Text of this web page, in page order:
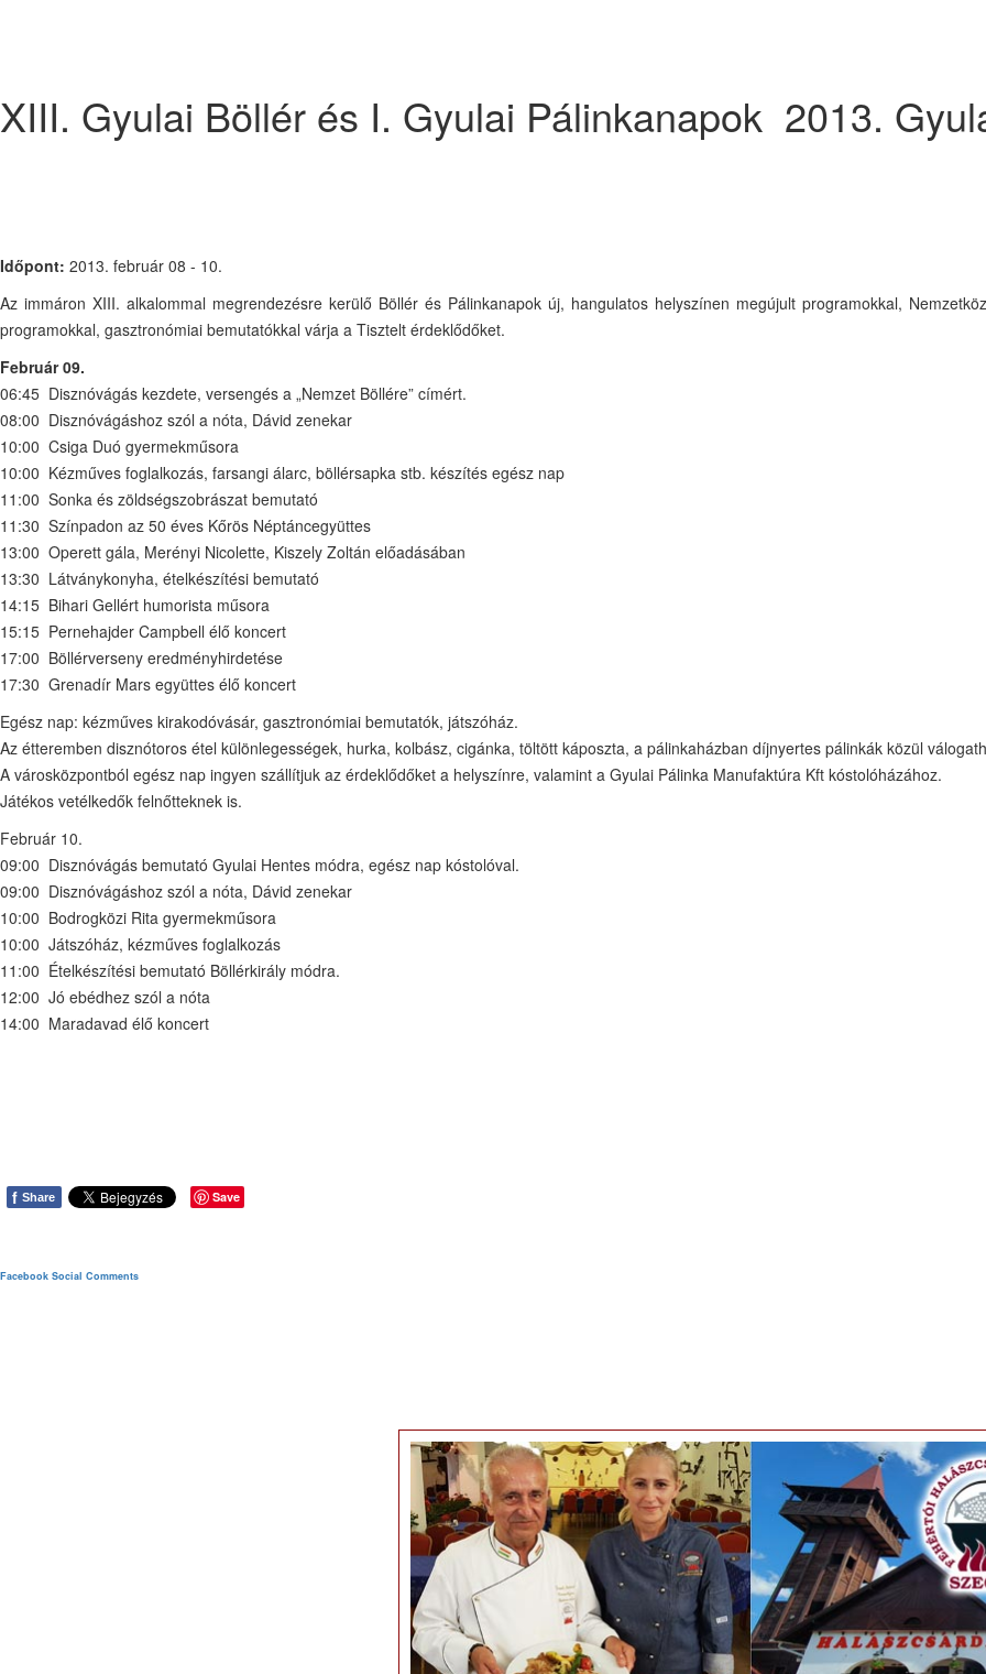
XIII. Gyulai Böllér és I. Gyulai Pálinkanapok 2013.
Időpont: 2013. február 08 - 10.
Az immáron XIII. alkalommal megrendezésre kerülő Böllér és Pálinkanapok új, hangulatos helyszínen megújult programokkal,
programokkal, gasztronómiai bemutatókkal várja a Tisztelt érdeklődőket.
Február 09.
06:45 Disznóvágás kezdete, versengés a „Nemzet Böllére” címért.
08:00 Disznóvágáshoz szól a nóta, Dávid zenekar
10:00 Csiga Duó gyermekműsora
10:00 Kézműves foglalkozás, farsangi álarc, böllérsapka stb. készítés egész nap
11:00 Sonka és zöldségszobrászat bemutató
11:30 Színpadon az 50 éves Kőrös Néptáncegyüttes
13:00 Operett gála, Merényi Nicolette, Kiszely Zoltán előadásában
13:30 Látványkonyha, ételkészítési bemutató
14:15 Bihari Gellért humorista műsora
15:15 Pernehajder Campbell élő koncert
17:00 Böllérverseny eredményhirdetése
17:30 Grenadír Mars együttes élő koncert
Egész nap: kézműves kirakodóvásár, gasztronómiai bemutatók, játszóház.
Az étteremben disznótoros étel különlegességek, hurka, kolbász, cigánka, töltött káposzta, a pálinkaházban díjnyertes pálinkák közül
A városközpontból egész nap ingyen szállítjuk az érdeklődőket a helyszínre, valamint a Gyulai Pálinka Manufaktúra Kft kóstolóházához.
Játékos vetélkedők felnőtteknek is.
Február 10.
09:00 Disznóvágás bemutató Gyulai Hentes módra, egész nap kóstolóval.
09:00 Disznóvágáshoz szól a nóta, Dávid zenekar
10:00 Bodrogközi Rita gyermekműsora
10:00 Játszóház, kézműves foglalkozás
11:00 Ételkészítési bemutató Böllérkirály módra.
12:00 Jó ebédhez szól a nóta
14:00 Maradavad élő koncert
f Share Save
Facebook Social Comments